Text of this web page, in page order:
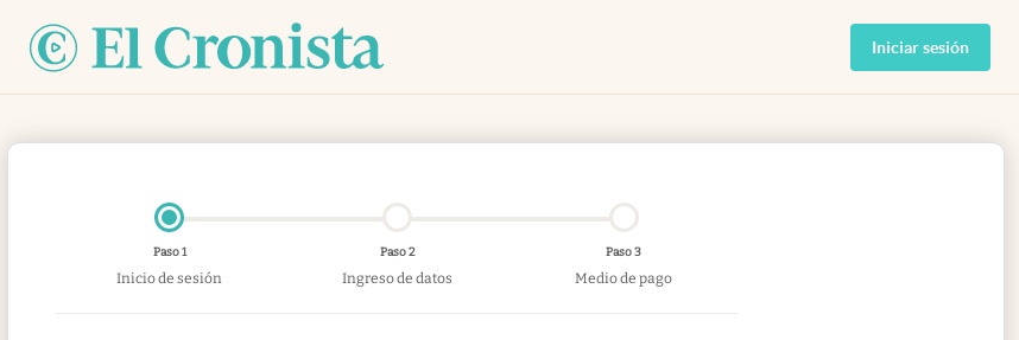
Iniciar sesión
Paso 1
Inicio de sesión
Paso 2
Ingreso de datos
Paso 3
Medio de pago